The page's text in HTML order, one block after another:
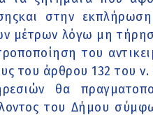
στην
μέτρων λόγω μη
του
του άρθρου 132 του ν.
θα
του Δήμου